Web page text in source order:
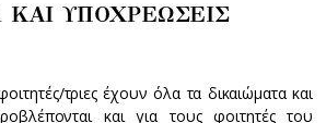
ΚΑΙ ΥΠΟΧΡΕΩΣΕΙΣ
τριες έχουν όλα τα δικαιώματα και
και για τους φοιτητές του